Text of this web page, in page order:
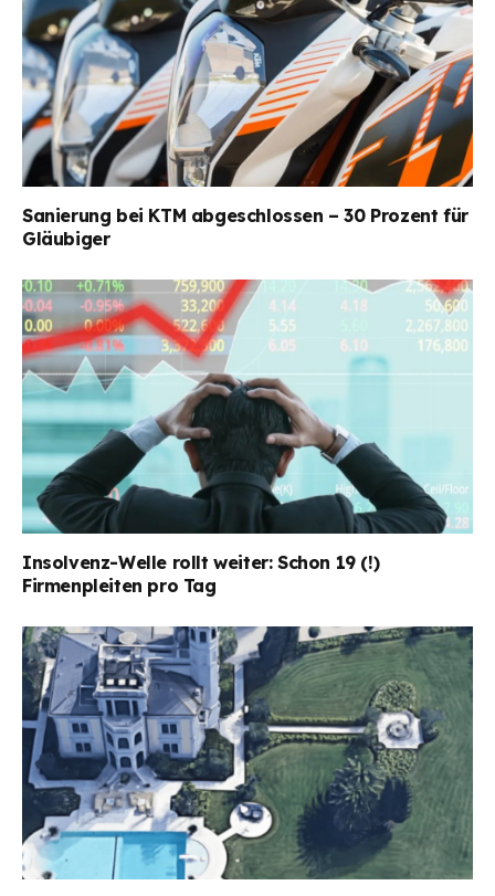
Sanierung bei KTM abgeschlossen – 30 Prozent für
Gläubiger
Insolvenz-Welle rollt weiter: Schon 19 (!)
Firmenpleiten pro Tag